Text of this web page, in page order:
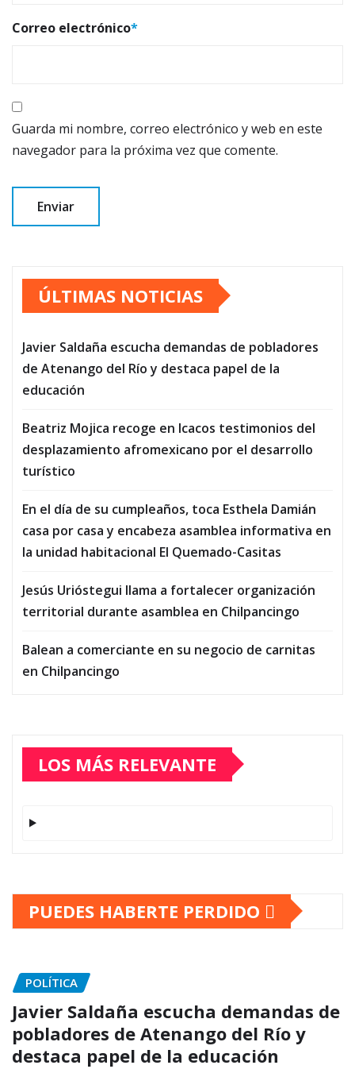
Correo electrónico*
Guarda mi nombre, correo electrónico y web en este
navegador para la próxima vez que comente.
ÚLTIMAS NOTICIAS
Javier Saldaña escucha demandas de pobladores
de Atenango del Río y destaca papel de la
educación
Beatriz Mojica recoge en Icacos testimonios del
desplazamiento afromexicano por el desarrollo
turístico
En el día de su cumpleaños, toca Esthela Damián
casa por casa y encabeza asamblea informativa en
la unidad habitacional El Quemado-Casitas
Jesús Urióstegui llama a fortalecer organización
territorial durante asamblea en Chilpancingo
Balean a comerciante en su negocio de carnitas
en Chilpancingo
LOS MÁS RELEVANTE
PUEDES HABERTE PERDIDO
POLÍTICA
Javier Saldaña escucha demandas de
pobladores de Atenango del Río y
destaca papel de la educación